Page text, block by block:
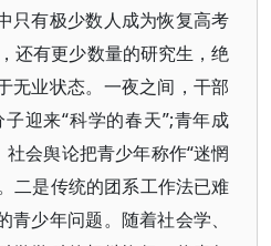
只有极少数人成为恢复高考
还有更少数量的研究生，绝
无业状态。一夜之间，干部
迎来“科学的春天”;青年成
社会舆论把青少年称作“迷惘
二是传统的团系工作法已难
少年问题。随着社会学、